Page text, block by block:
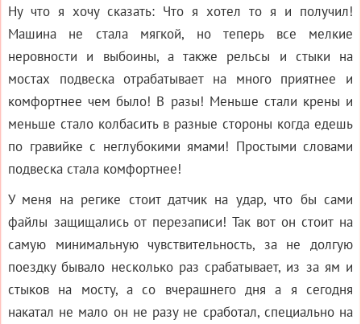
Ну что я хочу сказать: Что я хотел то я и получил!
Машина не стала мягкой, но теперь все мелкие
неровности и выбоины, а также рельсы и стыки на
мостах подвеска отрабатывает на много приятнее и
комфортнее чем было! В разы! Меньше стали крены и
меньше стало колбасить в разные стороны когда едешь
по гравийке с неглубокими ямами! Простыми словами
подвеска стала комфортнее!
У меня на регике стоит датчик на удар, что бы сами
файлы защищались от перезаписи! Так вот он стоит на
самую минимальную чувствительность, за не долгую
поездку бывало несколько раз срабатывает, из за ям и
стыков на мосту, а со вчерашнего дня а я сегодня
накатал не мало он не разу не сработал, специально на